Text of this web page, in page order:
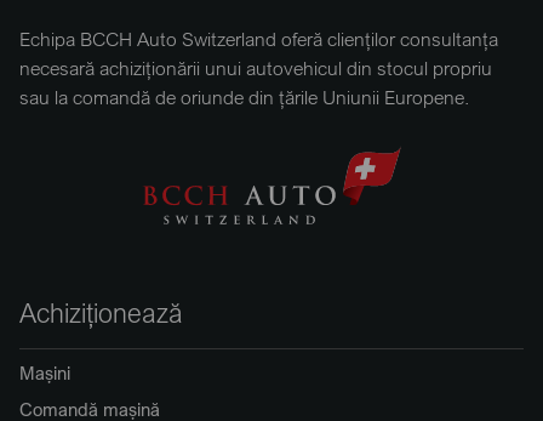
Echipa BCCH Auto Switzerland oferă clienților consultanța
necesară achiziționării unui autovehicul din stocul propriu
sau la comandă de oriunde din țările Uniunii Europene.
Achiziționează
Mașini
Comandă mașină